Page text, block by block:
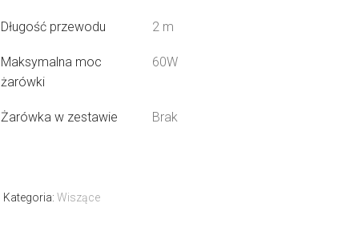
Długość przewodu 2 m
Maksymalna moc
żarówki
60W
Żarówka w zestawie Brak
Kategoria: Wiszące